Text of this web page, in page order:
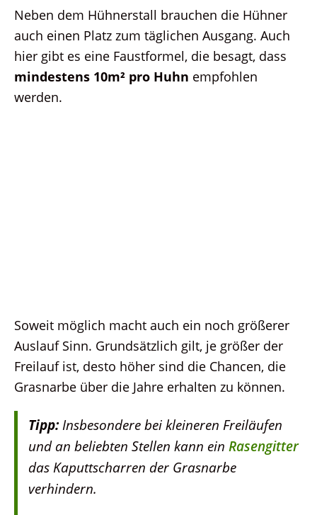
Neben dem Hühnerstall brauchen die Hühner
auch einen Platz zum täglichen Ausgang. Auch
hier gibt es eine Faustformel, die besagt, dass
mindestens 10m² pro Huhn empfohlen
werden.
Soweit möglich macht auch ein noch größerer
Auslauf Sinn. Grundsätzlich gilt, je größer der
Freilauf ist, desto höher sind die Chancen, die
Grasnarbe über die Jahre erhalten zu können.
Tipp:Insbesondere bei kleineren Freiläufen
und an beliebten Stellen kann ein Rasengitter
das Kaputtscharren der Grasnarbe
verhindern.